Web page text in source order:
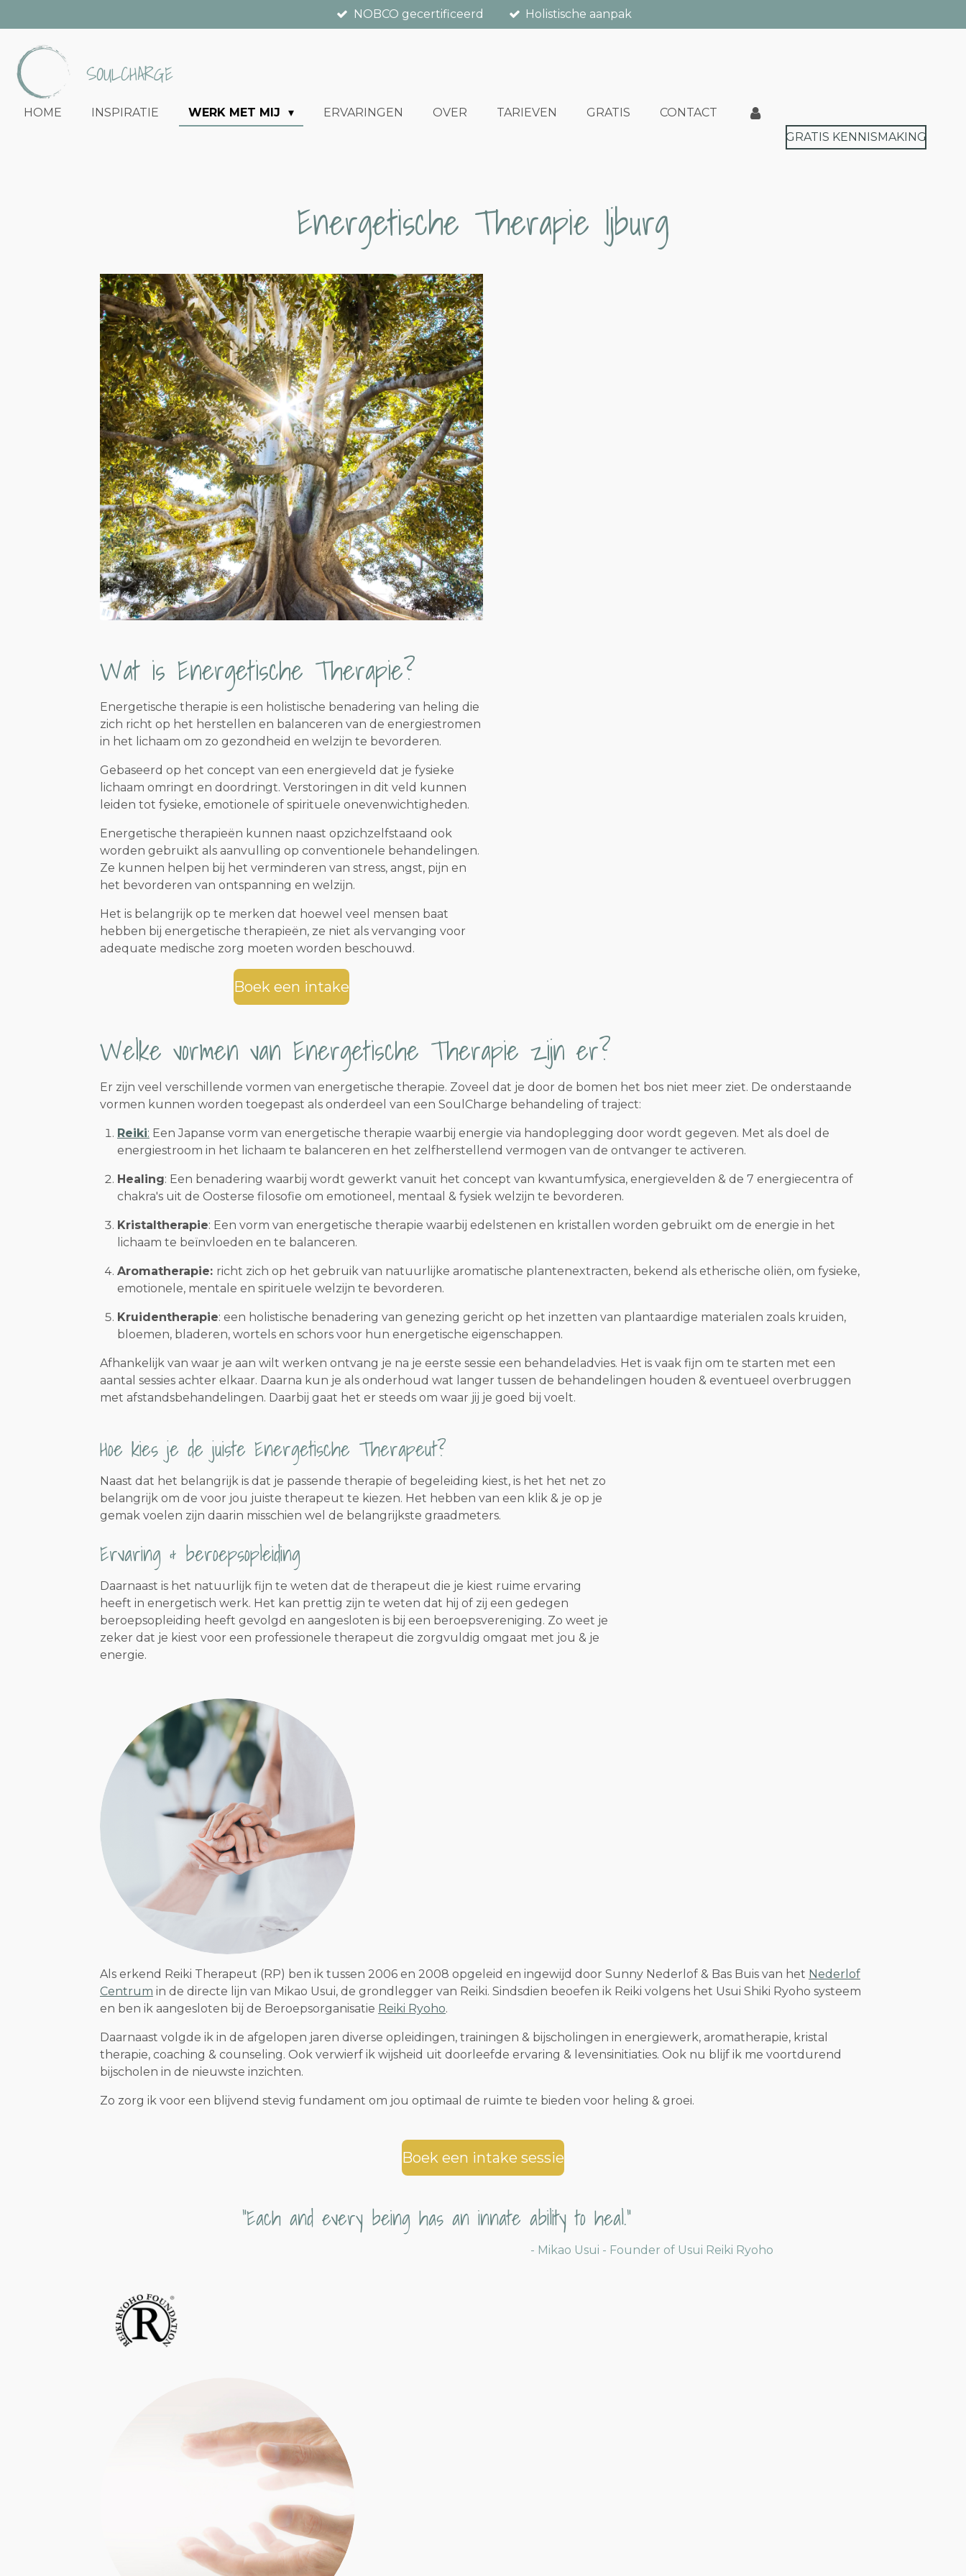
direct
naar
de
hoofdinhoud
NOBCO gecertificeerd Holistische aanpak
SOULCHARGE
HOME INSPIRATIE WERK MET MIJ ERVARINGEN OVER TARIEVEN GRATIS
CONTACT
GRATIS KENNISMAKING
Energetische Therapie Ijburg
Wat is Energetische Therapie?
Energetische therapie is een holistische benadering van heling die
zich richt op het herstellen en balanceren van de energiestromen
in het lichaam om zo gezondheid en welzijn te bevorderen.
Gebaseerd op het concept van een energieveld dat je fysieke
lichaam omringt en doordringt. Verstoringen in dit veld kunnen
leiden tot fysieke, emotionele of spirituele onevenwichtigheden.
Energetische therapieën kunnen naast opzichzelfstaand ook
worden gebruikt als aanvulling op conventionele behandelingen.
Ze kunnen helpen bij het verminderen van stress, angst, pijn en
het bevorderen van ontspanning en welzijn.
Het is belangrijk op te merken dat hoewel veel mensen baat
hebben bij energetische therapieën, ze niet als vervanging voor
adequate medische zorg moeten worden beschouwd.
Boek een intake
Welke vormen van Energetische Therapie zijn er?
Er zijn veel verschillende vormen van energetische therapie. Zoveel dat je door de bomen het bos niet meer ziet. De onderstaande
vormen kunnen worden toegepast als onderdeel van een SoulCharge behandeling of traject:
Reiki: Een Japanse vorm van energetische therapie waarbij energie via handoplegging door wordt gegeven. Met als doel de
energiestroom in het lichaam te balanceren en het zelfherstellend vermogen van de ontvanger te activeren.
Healing: Een benadering waarbij wordt gewerkt vanuit het concept van kwantumfysica, energievelden & de 7 energiecentra of
chakra's uit de Oosterse filosofie om emotioneel, mentaal & fysiek welzijn te bevorderen.
Kristaltherapie: Een vorm van energetische therapie waarbij edelstenen en kristallen worden gebruikt om de energie in het
lichaam te beïnvloeden en te balanceren.
Aromatherapie: richt zich op het gebruik van natuurlijke aromatische plantenextracten, bekend als etherische oliën, om fysieke,
emotionele, mentale en spirituele welzijn te bevorderen.
Kruidentherapie: een holistische benadering van genezing gericht op het inzetten van plantaardige materialen zoals kruiden,
bloemen, bladeren, wortels en schors voor hun energetische eigenschappen.
Afhankelijk van waar je aan wilt werken ontvang je na je eerste sessie een behandeladvies. Het is vaak fijn om te starten met een
aantal sessies achter elkaar. Daarna kun je als onderhoud wat langer tussen de behandelingen houden & eventueel overbruggen
met afstandsbehandelingen. Daarbij gaat het er steeds om waar jij je goed bij voelt.
Hoe kies je de juiste Energetische Therapeut?
Naast dat het belangrijk is dat je passende therapie of begeleiding kiest, is het het net zo
belangrijk om de voor jou juiste therapeut te kiezen. Het hebben van een klik & je op je
gemak voelen zijn daarin misschien wel de belangrijkste graadmeters.
Ervaring & beroepsopleiding
Daarnaast is het natuurlijk fijn te weten dat de therapeut die je kiest ruime ervaring
heeft in energetisch werk. Het kan prettig zijn te weten dat hij of zij een gedegen
beroepsopleiding heeft gevolgd en aangesloten is bij een beroepsvereniging. Zo weet je
zeker dat je kiest voor een professionele therapeut die zorgvuldig omgaat met jou & je
energie.
Als erkend Reiki Therapeut (RP) ben ik tussen 2006 en 2008 opgeleid en ingewijd door Sunny Nederlof & Bas Buis van het Nederlof
Centrum in de directe lijn van Mikao Usui, de grondlegger van Reiki. Sindsdien beoefen ik Reiki volgens het Usui Shiki Ryoho systeem
en ben ik aangesloten bij de Beroepsorganisatie Reiki Ryoho.
Daarnaast volgde ik in de afgelopen jaren diverse opleidingen, trainingen & bijscholingen in energiewerk, aromatherapie, kristal
therapie, coaching & counseling. Ook verwierf ik wijsheid uit doorleefde ervaring & levensinitiaties. Ook nu blijf ik me voortdurend
bijscholen in de nieuwste inzichten.
Zo zorg ik voor een blijvend stevig fundament om jou optimaal de ruimte te bieden voor heling & groei.
Boek een intake sessie
"Each and every being has an innate ability to heal."
- Mikao Usui - Founder of Usui Reiki Ryoho